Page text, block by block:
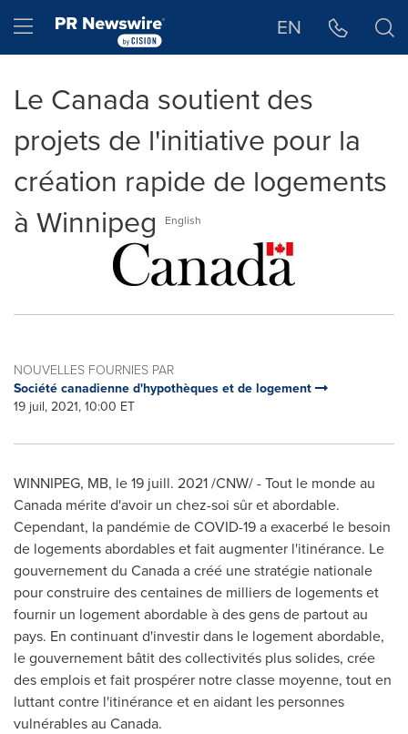
Hamburger menu EN
Le Canada soutient des
projets de l'initiative pour la
création rapide de logements
à Winnipeg
English
NOUVELLES FOURNIES PAR
Société canadienne d'hypothèques et de logement
19 juil, 2021, 10:00 ET
WINNIPEG, MB, le 19 juill. 2021 /CNW/ - Tout le monde au
Canada mérite d'avoir un chez-soi sûr et abordable.
Cependant, la pandémie de COVID-19 a exacerbé le besoin
de logements abordables et fait augmenter l'itinérance. Le
gouvernement du Canadaa créé une stratégie nationale
pour construire des centaines de milliers de logements et
fournir un logement abordable à des gens de partout au
pays. En continuant d'investir dans le logement abordable,
le gouvernement bâtit des collectivités plus solides, crée
des emplois et fait prospérer notre classe moyenne, tout en
luttant contre l'itinérance et en aidant les personnes
vulnérables au Canada.